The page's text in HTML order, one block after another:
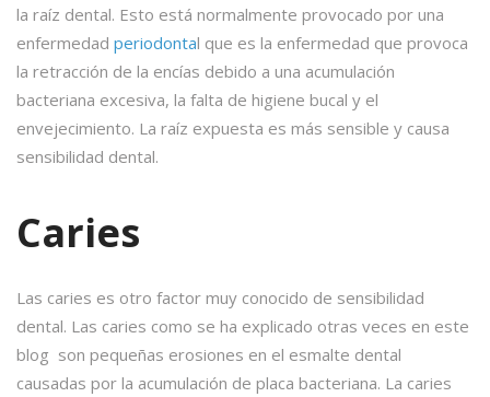
la raíz dental. Esto está normalmente provocado por una
enfermedad periodontal que es la enfermedad que provoca
la retracción de la encías debido a una acumulación
bacteriana excesiva, la falta de higiene bucal y el
envejecimiento. La raíz expuesta es más sensible y causa
sensibilidad dental.
Caries
Las caries es otro factor muy conocido de sensibilidad
dental. Las caries como se ha explicado otras veces en este
blog son pequeñas erosiones en el esmalte dental
causadas por la acumulación de placa bacteriana. La caries